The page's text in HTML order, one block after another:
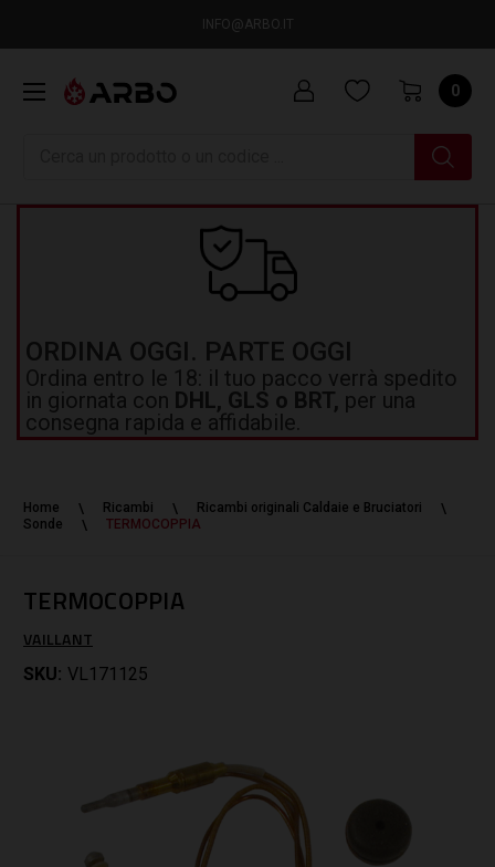
INFO@ARBO.IT
0
ORDINA OGGI. PARTE OGGI
Ordina entro le 18: il tuo pacco verrà spedito
in giornata con DHL, GLS o BRT, per una
consegna rapida e affidabile.
Home Ricambi
Ricambi originali Caldaie e Bruciatori
Sonde
TERMOCOPPIA
TERMOCOPPIA
VAILLANT
SKU: VL171125